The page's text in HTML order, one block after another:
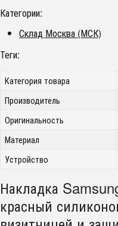
Категории:
Склад Москва (МСК)
Теги:
Категория товара
Производитель
Оригинальность
Материал
Устройство
Накладка
красный